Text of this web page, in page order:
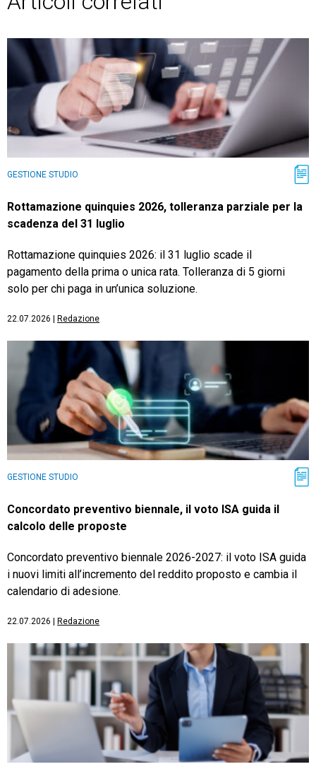
GESTIONE STUDIO
Rottamazione quinquies 2026, tolleranza parziale per la
scadenza del 31 luglio
Rottamazione quinquies 2026: il 31 luglio scade il
pagamento della prima o unica rata. Tolleranza di 5 giorni
solo per chi paga in un’unica soluzione.
22.07.2026 Redazione
GESTIONE STUDIO
Concordato preventivo biennale, il voto ISA guida il
calcolo delle proposte
Concordato preventivo biennale 2026-2027: il voto ISA guida
i nuovi limiti all’incremento del reddito proposto e cambia il
calendario di adesione.
22.07.2026 Redazione